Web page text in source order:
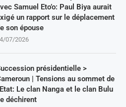
Samuel Eto’o: Paul Biya aurait
un rapport sur le déplacement
son épouse
07/2026
présidentielle >
| Tensions au sommet de
Le clan Nanga et le clan Bulu
déchirent